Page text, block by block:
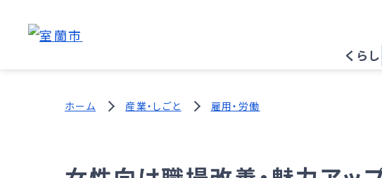
くらし
ホーム 産業・しごと 雇用・労働